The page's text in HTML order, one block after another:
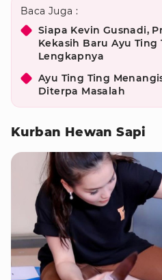
Baca Juga :
Siapa Kevin Gusnadi,
Kekasih Baru Ayu Ting
Lengkapnya
Ayu Ting Ting
Diterpa Masalah
Kurban Hewan Sapi